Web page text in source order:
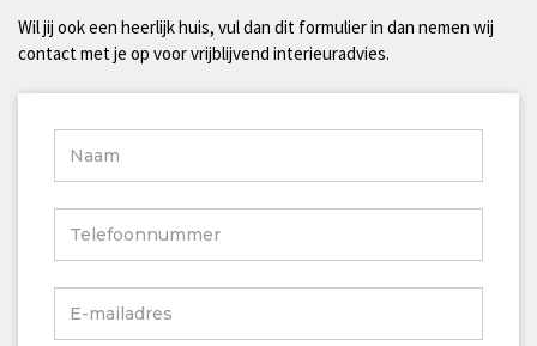
Wil jij ook een heerlijk huis, vul dan dit formulier in dan nemen wij
contact met je op voor vrijblijvend interieuradvies.